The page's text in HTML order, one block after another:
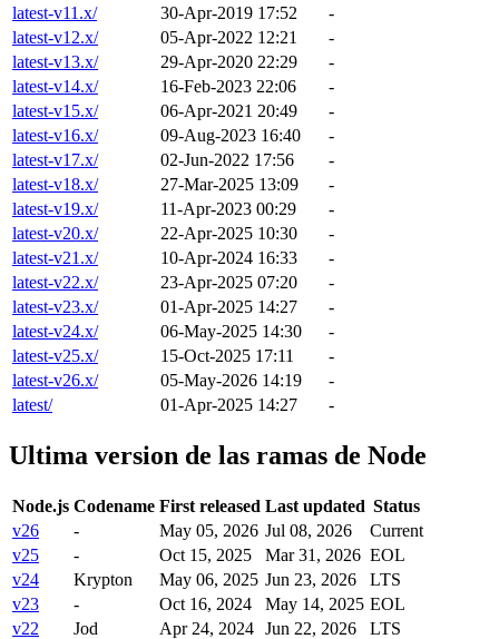
latest-v11.x/
30-Apr-2019 17:52
-
latest-v12.x/
05-Apr-2022 12:21
-
latest-v13.x/
29-Apr-2020 22:29
-
latest-v14.x/
16-Feb-2023 22:06
-
latest-v15.x/
06-Apr-2021 20:49
-
latest-v16.x/
09-Aug-2023 16:40
-
latest-v17.x/
02-Jun-2022 17:56
-
latest-v18.x/
27-Mar-2025 13:09
-
latest-v19.x/
11-Apr-2023 00:29
-
latest-v20.x/
22-Apr-2025 10:30
-
latest-v21.x/
10-Apr-2024 16:33
-
latest-v22.x/
23-Apr-2025 07:20
-
latest-v23.x/
01-Apr-2025 14:27
-
latest-v24.x/
06-May-2025 14:30
-
latest-v25.x/
15-Oct-2025 17:11
-
latest-v26.x/
05-May-2026 14:19
-
latest/
01-Apr-2025 14:27 -
Ultima version de las ramas de Node
Node.js Codename First released Last updated Status
v26
- May 05, 2026 Jul 08, 2026
Current
v25
- Oct 15, 2025 Mar 31, 2026 EOL
v24
Krypton May 06, 2025 Jun 23, 2026
LTS
v23
- Oct 16, 2024 May 14, 2025 EOL
v22
Jod Apr 24, 2024 Jun 22, 2026
LTS